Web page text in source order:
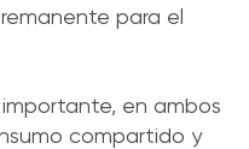
para el
en ambos
compartido y